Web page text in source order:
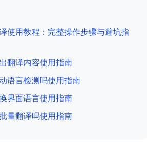
使用教程：完整操作步骤与避坑指
翻译内容使用指南
语言检测吗使用指南
界面语言使用指南
量翻译吗使用指南